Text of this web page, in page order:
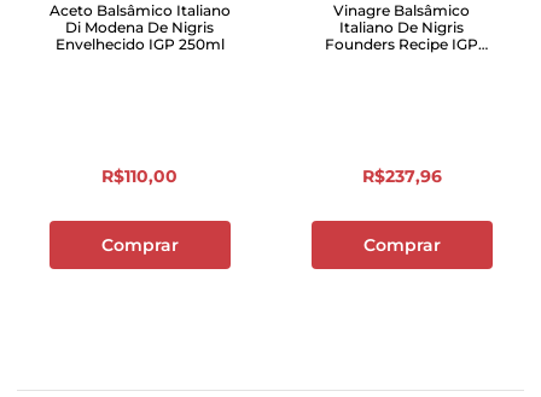
Aceto Balsâmico Italiano
Di Modena De Nigris
Envelhecido IGP 250ml
R$110,00
Comprar
Vinagre Balsâmico
Italiano De Nigris
Founders Recipe IGP
R$237,96
Comprar